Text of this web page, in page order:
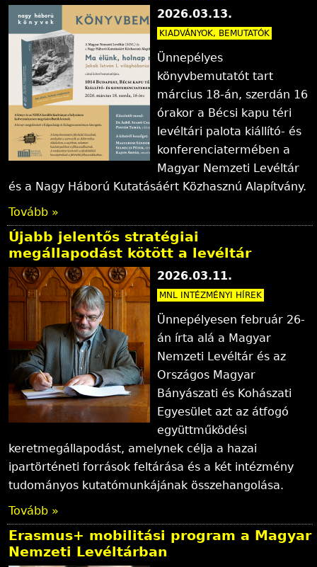
2026.03.13.
KIADVÁNYOK, BEMUTATÓK
Ünnepélyes
könyvbemutatót tart
március 18-án, szerdán 16
órakor a Bécsi kapu téri
levéltári palota kiállító- és
konferenciatermében a
Magyar Nemzeti Levéltár
és a Nagy Háború Kutatásáért Közhasznú Alapítvány.
Tovább »
Újabb jelentős stratégiai
megállapodást kötött a levéltár
2026.03.11.
MNL INTÉZMÉNYI HÍREK
Ünnepélyesen február 26-
án írta alá a Magyar
Nemzeti Levéltár és az
Országos Magyar
Bányászati és Kohászati
Egyesület azt az átfogó
együttműködési
keretmegállapodást, amelynek célja a hazai
ipartörténeti források feltárása és a két intézmény
tudományos kutatómunkájának összehangolása.
Tovább »
Erasmus+ mobilitási program a Magyar
Nemzeti Levéltárban